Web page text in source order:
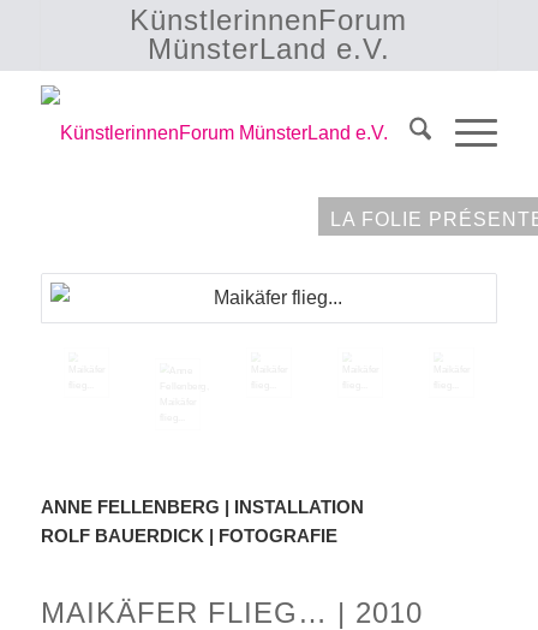
KünstlerinnenForum
MünsterLand e.V.
LA FOLIE
ANNE FELLENBERG | INSTALLATION
ROLF BAUERDICK | FOTOGRAFIE
MAIKÄFER FLIEG… | 2010